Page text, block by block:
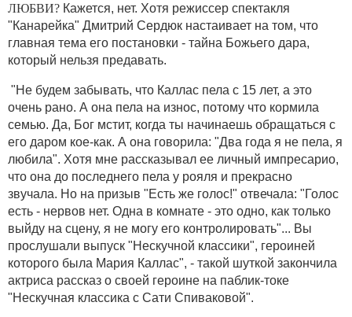
ЛЮБВИ? Кажется, нет. Хотя режиссер спектакля
"Канарейка" Дмитрий Сердюк настаивает на том, что
главная тема его постановки - тайна Божьего дара,
который нельзя предавать.
"Не будем забывать, что Каллас пела с 15 лет, а это
очень рано. А она пела на износ, потому что кормила
семью. Да, Бог мстит, когда ты начинаешь обращаться с
его даром кое-как. А она говорила: "Два года я не пела, я
любила". Хотя мне рассказывал ее личный импресарио,
что она до последнего пела у рояля и прекрасно
звучала. Но на призыв "Есть же голос!" отвечала: "Голос
есть - нервов нет. Одна в комнате - это одно, как только
выйду на сцену, я не могу его контролировать"... Вы
прослушали выпуск "Нескучной классики", героиней
которого была Мария Каллас", - такой шуткой закончила
актриса рассказ о своей героине на паблик-токе
"Нескучная классика с Сати Спиваковой".